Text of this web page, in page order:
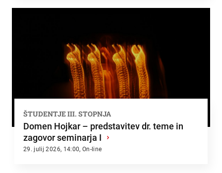
ŠTUDENTJE III. STOPNJA
Domen Hojkar – predstavitev dr. teme in
zagovor seminarja I ›
29. julij 2026, 14:00, On-line